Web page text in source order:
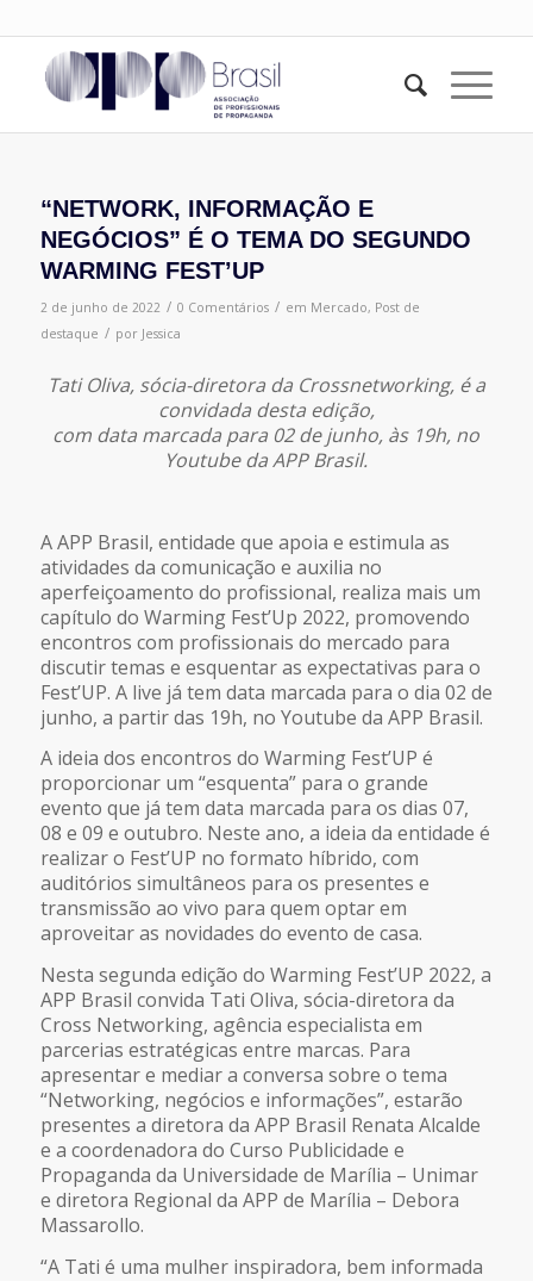
“NETWORK, INFORMAÇÃO E
NEGÓCIOS” É O TEMA DO SEGUNDO
WARMING FEST’UP
2 de junho de 2022 / 0 Comentários / em Mercado, Post de
destaque / por Jessica
Tati Oliva, sócia-diretora da Crossnetworking, é a
convidada desta edição,
com data marcada para 02 de junho, às 19h, no
Youtube da APP Brasil.
A APP Brasil, entidade que apoia e estimula as
atividades da comunicação e auxilia no
aperfeiçoamento do profissional, realiza mais um
capítulo do Warming Fest’Up 2022, promovendo
encontros com profissionais do mercado para
discutir temas e esquentar as expectativas para o
Fest’UP. A live já tem data marcada para o dia 02 de
junho, a partir das 19h, no Youtube da APP Brasil.
A ideia dos encontros do Warming Fest’UP é
proporcionar um “esquenta” para o grande
evento que já tem data marcada para os dias 07,
08 e 09 e outubro. Neste ano, a ideia da entidade é
realizar o Fest’UP no formato híbrido, com
auditórios simultâneos para os presentes e
transmissão ao vivo para quem optar em
aproveitar as novidades do evento de casa.
Nesta segunda edição do Warming Fest’UP 2022, a
APP Brasil convida Tati Oliva, sócia-diretora da
Cross Networking, agência especialista em
parcerias estratégicas entre marcas. Para
apresentar e mediar a conversa sobre o tema
“Networking, negócios e informações”, estarão
presentes a diretora da APP Brasil Renata Alcalde
e a coordenadora do Curso Publicidade e
Propaganda da Universidade de Marília – Unimar
e diretora Regional da APP de Marília – Debora
Massarollo.
“A Tati é uma mulher inspiradora, bem informada